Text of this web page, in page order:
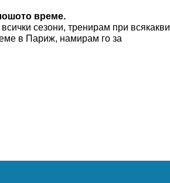
време.
сезони, тренирам при всякакви
в Париж, намирам го за